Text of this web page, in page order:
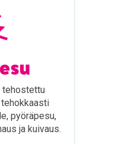
tehostettu
pyöräpesu,
ja kuivaus.